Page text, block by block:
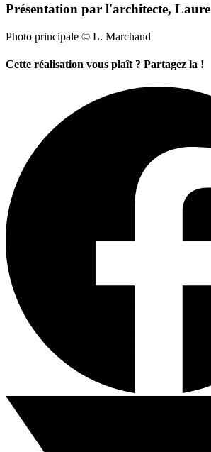
Présentation par l'architecte, Laure
Photo principale © L. Marchand
Cette réalisation vous plaît ? Partagez la !